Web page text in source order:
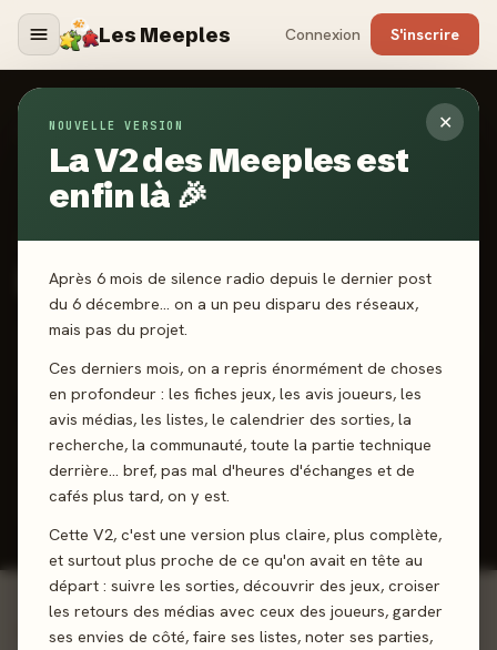
Les Meeples Connexion S'inscrire
✕
NOUVELLE VERSION
La V2 des Meeples est
enfin là 🎉
Après 6 mois de silence radio depuis le dernier post
du 6 décembre… on a un peu disparu des réseaux,
mais pas du projet.
Ces derniers mois, on a repris énormément de choses
en profondeur : les fiches jeux, les avis joueurs, les
avis médias, les listes, le calendrier des sorties, la
recherche, la communauté, toute la partie technique
derrière… bref, pas mal d'heures d'échanges et de
cafés plus tard, on y est.
Cette V2, c'est une version plus claire, plus complète,
et surtout plus proche de ce qu'on avait en tête au
départ : suivre les sorties, découvrir des jeux, croiser
les retours des médias avec ceux des joueurs, garder
ses envies de côté, faire ses listes, noter ses parties,
Jeux/Minivilles
2014·MOONSTER GAMES
Minivilles
2-4 joueurs 7 ans+
Combinaison
J'ai joué Envie de jouer Wishlist
Donner mon avis
01 - LE JEU